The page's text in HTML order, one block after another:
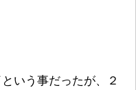
いう事だったが、２